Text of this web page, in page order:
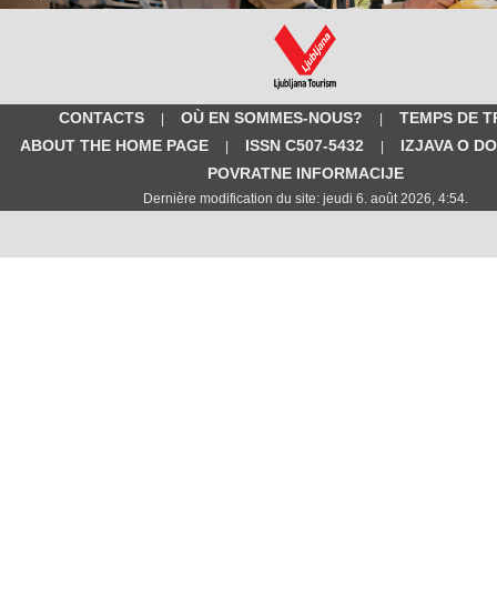
CONTACTS | OÙ EN SOMMES-NOUS? |
TEMPS DE
ABOUT THE HOME PAGE
| ISSN C507-5432 |
IZJAVA O
POVRATNE INFORMACIJE
Dernière modification du site: jeudi 6. août 2026, 4:54.